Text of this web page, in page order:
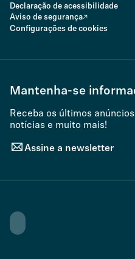
Declaração de acessibilidade
Aviso de segurança
Configurações de cookies
Mantenha-se
Receba os últimos
notícias e muito mais!
Assine a newsletter